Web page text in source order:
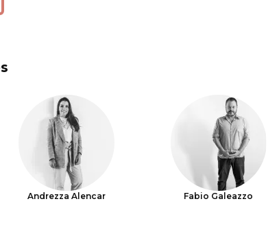
Andrezza Alencar Fabio Galeazzo